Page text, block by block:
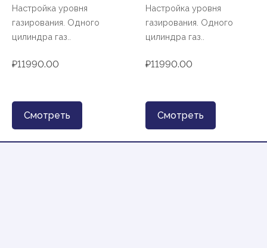
Настройка уровня
газирования. Одного
цилиндра газ..
₽11990.00
Смотреть
Настройка уровня
газирования. Одного
цилиндра газ..
₽11990.00
Смотреть